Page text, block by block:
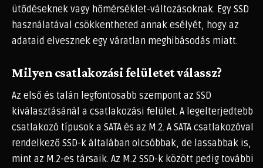
ütődéseknek vagy hőmérséklet-változásoknak. Egy SSD
használatával csökkentheted annak esélyét, hogy az
adataid elvesznek egy váratlan meghibásodás miatt.
Milyen csatlakozási felületet válassz?
Az első és talán legfontosabb szempont az SSD
kiválasztásánál a csatlakozási felület. A legelterjedtebb
csatlakozó típusok a SATA és az M.2. A SATA csatlakozóval
rendelkező SSD-k általában olcsóbbak, de lassabbak is,
mint az M.2-es társaik. Az M.2 SSD-k között pedig további